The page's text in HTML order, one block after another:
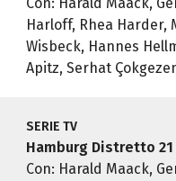
Harloff, Rhea Harder,
Wisbeck, Hannes
Apitz, Serhat
SERIE TV
Hamburg Distretto 21
Con: Harald Maack,